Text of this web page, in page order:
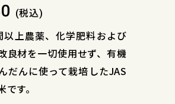
(税込)
以上農薬、化学肥料および
良材を一切使用せず、有機
だんに使って栽培したJAS
す。